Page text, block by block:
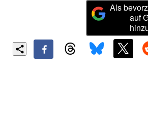
Als
auf